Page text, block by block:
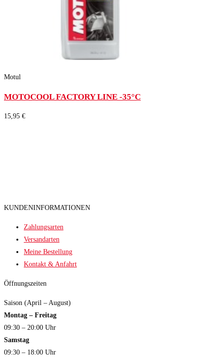
Motul
MOTOCOOL FACTORY LINE -35°C
15,95 €
KUNDENINFORMATIONEN
Zahlungsarten
Versandarten
Meine Bestellung
Kontakt & Anfahrt
Öffnungszeiten
Saison (April – August)
Montag – Freitag
09:30 – 20:00 Uhr
Samstag
09:30 – 18:00 Uhr